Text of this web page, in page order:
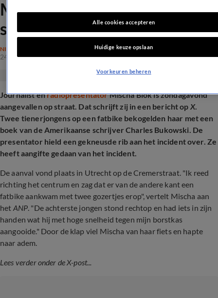
Mischa Blok aangevallen op
straat
NIEUWS
24 nov 2025, 10:13
Journalist enradiopresentatorMischa Blok is zondagavond
aangevallen op straat. Dat schrijft zij in een bericht op X.
Twee tienerjongens op een fatbike bekogelden haar met een
boek van de Amerikaanse schrijver Charles Bukowski. De
presentator hield een gekneusde rib aan het incident over. Ze
heeft aangifte gedaan van het incident.
De aanval vond plaats in Utrecht op de Cremerstraat. "Ik reed
richting het centrum en zag dat er van de andere kant een
fatbike aankwam met twee gozertjes erop", vertelt Mischa aan
het ANP. "De achterste jongen stond rechtop en had iets in zijn
handen wat hij met hoge snelheid tegen mijn borstkas
aangooide." Door de klap viel Mischa van haar fiets en hapte
naar adem.
Lees verder onder de X-post...
Alle cookies accepteren
Huidige keuze opslaan
Voorkeuren beheren